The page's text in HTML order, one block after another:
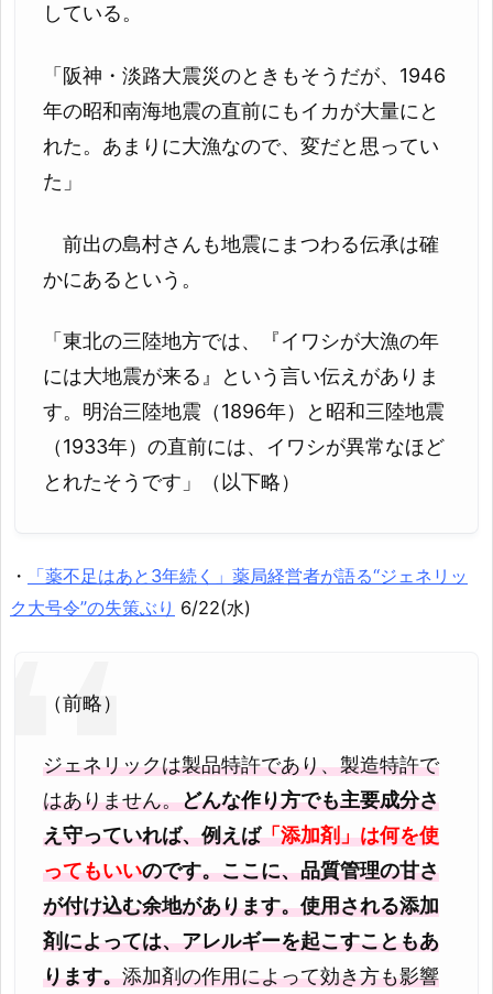
している。
「阪神・淡路大震災のときもそうだが、1946
年の昭和南海地震の直前にもイカが大量にと
れた。あまりに大漁なので、変だと思ってい
た」
前出の島村さんも地震にまつわる伝承は確
かにあるという。
「東北の三陸地方では、『イワシが大漁の年
には大地震が来る』という言い伝えがありま
す。明治三陸地震（1896年）と昭和三陸地震
（1933年）の直前には、イワシが異常なほど
とれたそうです」（以下略）
・
「薬不足はあと3年続く」薬局経営者が語る“ジェネリッ
ク大号令”の失策ぶり 6/22(水)
（前略）
ジェネリックは製品特許であり、製造特許で
はありません。どんな作り方でも主要成分さ
え守っていれば、例えば「添加剤」は何を使
ってもいいのです。ここに、品質管理の甘さ
が付け込む余地があります。使用される添加
剤によっては、アレルギーを起こすこともあ
ります。添加剤の作用によって効き方も影響